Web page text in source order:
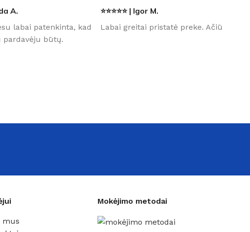
A.
labai patenkinta, kad
pardavėju būtų.
⭐⭐⭐⭐⭐ | Igor M.
Labai greitai pristatė preke. Ačiū
mus
Mokėjimo metodai